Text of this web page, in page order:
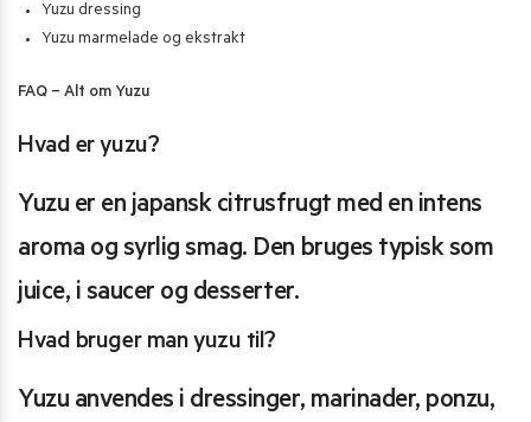
Yuzu dressing
Yuzu marmelade og ekstrakt
FAQ – Alt om Yuzu
Hvad er yuzu?
Yuzu er en japansk citrusfrugt med en intens
aroma og syrlig smag. Den bruges typisk som
juice, i saucer og desserter.
Hvad bruger man yuzu til?
Yuzu anvendes i dressinger, marinader, ponzu,